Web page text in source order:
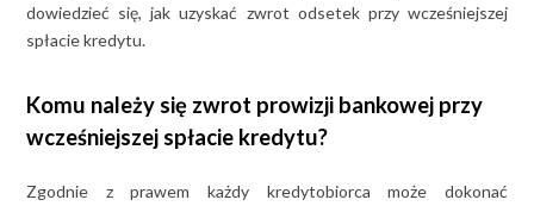
dowiedzieć się, jak uzyskać zwrot odsetek przy wcześniejszej
spłacie kredytu.
Komu należy się zwrot prowizji bankowej przy
wcześniejszej spłacie kredytu?
Zgodnie z prawem każdy kredytobiorca może dokonać